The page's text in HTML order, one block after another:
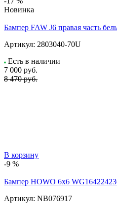
Новинка
Бампер FAW J6 правая часть
Артикул: 2803040-70U
Есть в наличии
7 000 руб.
8 470 руб.
В корзину
-9 %
Бампер HOWO 6х6
Артикул: NB076917